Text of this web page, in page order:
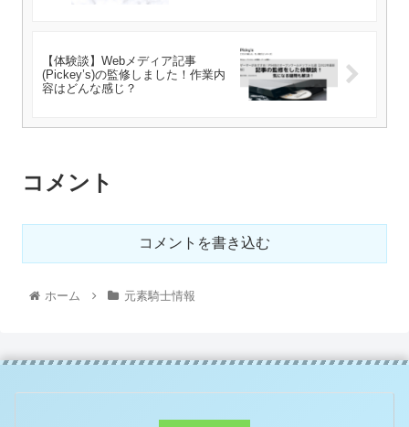
【体験談】Webメディア記事
(Pickey’s)の監修しました！作業内
容はどんな感じ？
コメント
コメントを書き込む
ホーム 元素騎士情報